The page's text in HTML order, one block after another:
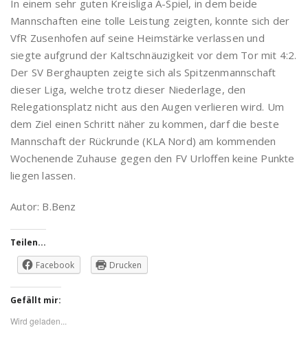
In einem sehr guten Kreisliga A-Spiel, in dem beide
Mannschaften eine tolle Leistung zeigten, konnte sich der
VfR Zusenhofen auf seine Heimstärke verlassen und
siegte aufgrund der Kaltschnäuzigkeit vor dem Tor mit 4:2.
Der SV Berghaupten zeigte sich als Spitzenmannschaft
dieser Liga, welche trotz dieser Niederlage, den
Relegationsplatz nicht aus den Augen verlieren wird. Um
dem Ziel einen Schritt näher zu kommen, darf die beste
Mannschaft der Rückrunde (KLA Nord) am kommenden
Wochenende Zuhause gegen den FV Urloffen keine Punkte
liegen lassen.
Autor: B.Benz
Teilen...
Facebook
Drucken
Gefällt mir:
Wird geladen...